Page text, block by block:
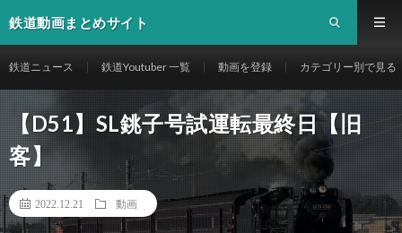
鉄道動画まとめサイト
鉄道ニュース 鉄道Youtuber 一覧 動画を登録 カテゴリー別で見る
【D51】SL銚子号試運転最終日【旧
客】
2022.12.21 動画